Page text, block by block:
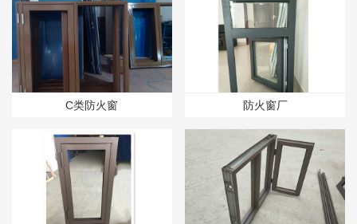
C类防火窗 防火窗厂